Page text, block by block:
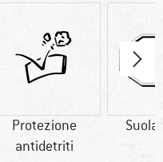
Protezione
antidetriti
Suola